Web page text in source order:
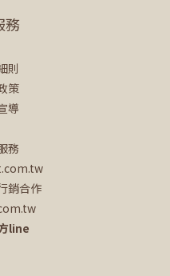
務
則
策
導
務
銷合作
line